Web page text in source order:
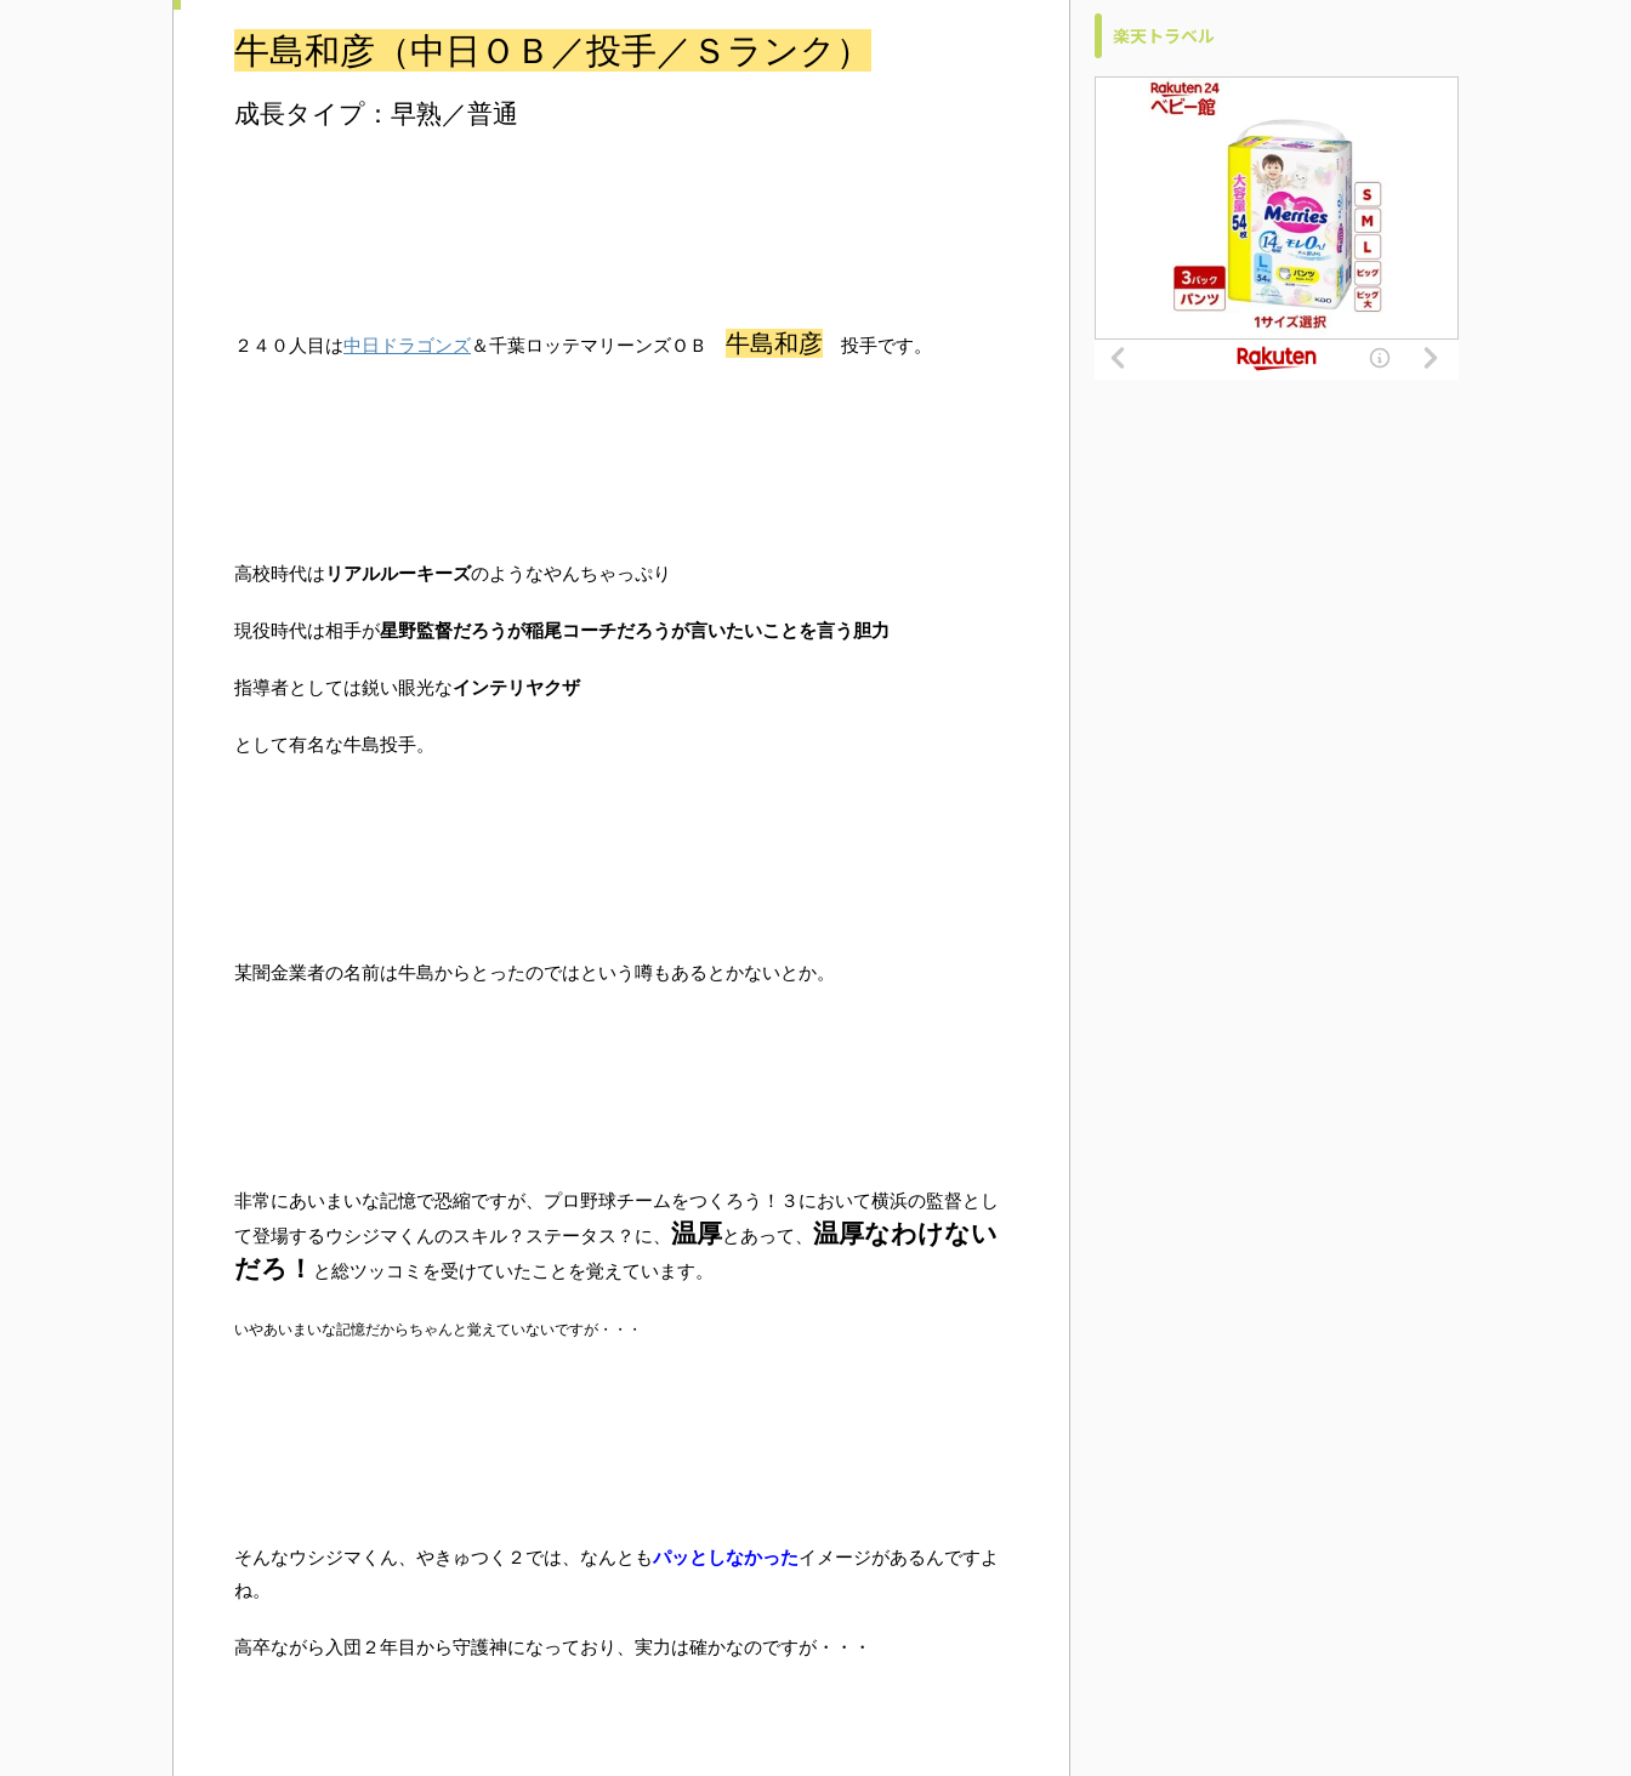
牛島和彦（中日ＯＢ／投手／Ｓランク）
成長タイプ：早熟／普通
２４０人目は中日ドラゴンズ＆千葉ロッテマリーンズＯＢ 牛島和彦 投手です。
高校時代は リアルルーキーズのようなやんちゃっぷり
現役時代は相手が星野監督だろうが稲尾コーチだろうが言いたいことを言う胆力
指導者としては鋭い眼光なインテリヤクザ
として有名な牛島投手。
某闇金業者の名前は牛島からとったのではという噂もあるとかないとか。
非常にあいまいな記憶で恐縮ですが、プロ野球チームをつくろう！３において横浜の監督とし
て登場するウシジマくんのスキル？ステータス？に、 温厚とあって、 温厚なわけない
だろ！ と総ツッコミを受けていたことを覚えています。
いやあいまいな記憶だからちゃんと覚えていないですが・・・
そんなウシジマくん、やきゅつく２では、なんともパッとしなかったイメージがあるんですよ
ね。
高卒ながら入団２年目から守護神になっており、実力は確かなのですが・・・
楽天トラベル